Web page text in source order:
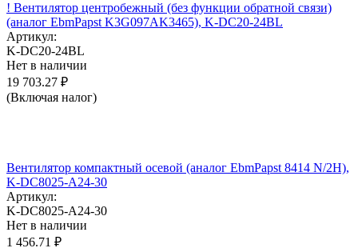
! Вентилятор центробежный (без функции обратной связи)
(аналог EbmPapst K3G097AK3465), K-DC20-24BL
Артикул:
K-DC20-24BL
Нет в наличии
19 703.27 ₽
(Включая налог)
Вентилятор компактный осевой (аналог EbmPapst 8414 N/2H),
K-DC8025-A24-30
Артикул:
K-DC8025-A24-30
Нет в наличии
1 456.71 ₽